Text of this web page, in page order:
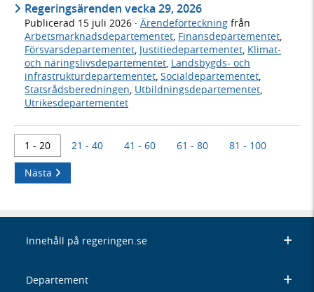
Regeringsärenden vecka 29, 2026
Publicerad 15 juli 2026 · Ärendeförteckning från
Arbetsmarknadsdepartementet, Finansdepartementet,
Försvarsdepartementet, Justitiedepartementet, Klimat-
och näringslivsdepartementet, Landsbygds- och
infrastrukturdepartementet, Socialdepartementet,
Statsrådsberedningen, Utbildningsdepartementet,
Utrikesdepartementet
1 - 20 21 - 40 41 - 60 61 - 80 81 - 100
Nästa
Innehåll på regeringen.se
Departement